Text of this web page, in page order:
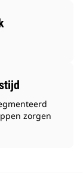
zorgen